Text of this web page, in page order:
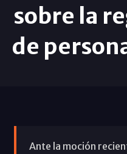
sobre la
de
Ante la moción